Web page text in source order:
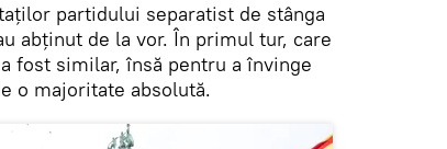
partidului separatist de stânga
abținut de la vor. În primul tur, care
fost similar, însă pentru a învinge
o majoritate absolută.